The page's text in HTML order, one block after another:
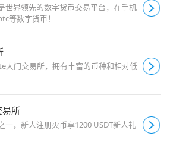
世界领先的数字货币交易平台，在手机
等数字货币！
大门交易所，拥有丰富的币种和相对低
易所
一，新人注册火币享1200 USDT新人礼